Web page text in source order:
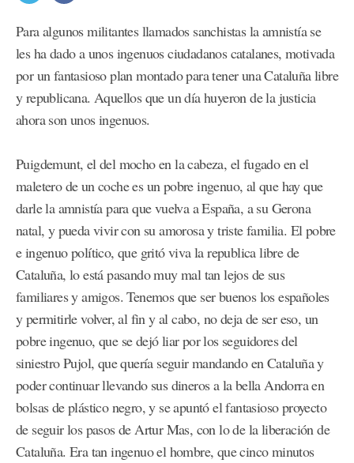
Para algunos militantes llamados sanchistas la amnistía se
les ha dado a unos ingenuos ciudadanos catalanes, motivada
por un fantasioso plan montado para tener una Cataluña libre
y republicana. Aquellos que un día huyeron de la justicia
ahora son unos ingenuos.
Puigdemunt, el del mocho en la cabeza, el fugado en el
maletero de un coche es un pobre ingenuo, al que hay que
darle la amnistía para que vuelva a España, a su Gerona
natal, y pueda vivir con su amorosa y triste familia. El pobre
e ingenuo político, que gritó viva la republica libre de
Cataluña, lo está pasando muy mal tan lejos de sus
familiares y amigos. Tenemos que ser buenos los españoles
y permitirle volver, al fin y al cabo, no deja de ser eso, un
pobre ingenuo, que se dejó liar por los seguidores del
siniestro Pujol, que quería seguir mandando en Cataluña y
poder continuar llevando sus dineros a la bella Andorra en
bolsas de plástico negro, y se apuntó el fantasioso proyecto
de seguir los pasos de Artur Mas, con lo de la liberación de
Cataluña. Era tan ingenuo el hombre, que cinco minutos